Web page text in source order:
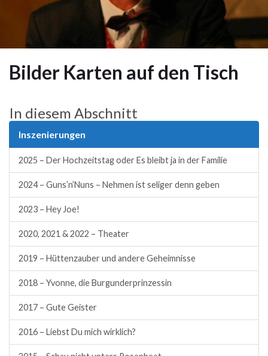
Bilder Karten auf den Tisch
In diesem Abschnitt
Inszenierungen
2025 – Der Hochzeitstag oder Es bleibt ja in der Familie
2024 – Guns’n’Nuns – Nehmen ist seliger denn geben
2023 – Hey Joe!
2020, 2021 & 2022 – Theater
2019 – Hüttenzauber und andere Geheimnisse
2018 – Yvonne, die Burgunderprinzessin
2017 – Gute Geister
2016 – Liebst Du mich wirklich?